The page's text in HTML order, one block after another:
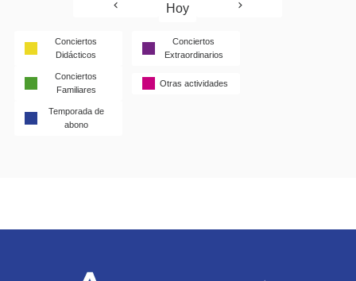
Hoy
Conciertos
Didácticos
Conciertos
Extraordinarios
Conciertos
Familiares
Otras actividades
Temporada de
abono